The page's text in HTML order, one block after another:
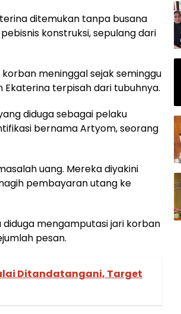
ditemukan tanpa busana
konstruksi, sepulang dari
meninggal sejak seminggu
Ekaterina terpisah dari tubuhnya.
diduga sebagai pelaku
bernama Artyom, seorang
uang. Mereka diyakini
pembayaran utang ke
diduga mengamputasi jari korban
pesan.
Ditandatangani, Target